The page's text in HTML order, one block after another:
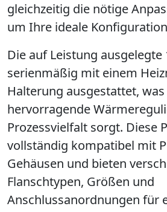
gleichzeitig die nötige
um Ihre ideale
Die auf Leistung ausgelegte
serienmäßig mit einem
Halterung ausgestattet,
hervorragende
Prozessvielfalt sorgt. Diese
vollständig kompatibel mit
Gehäusen und bieten
Flanschtypen, Größen und
Anschlussanordnungen für